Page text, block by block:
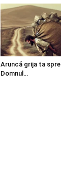
Aruncă grija ta spre
Domnul…